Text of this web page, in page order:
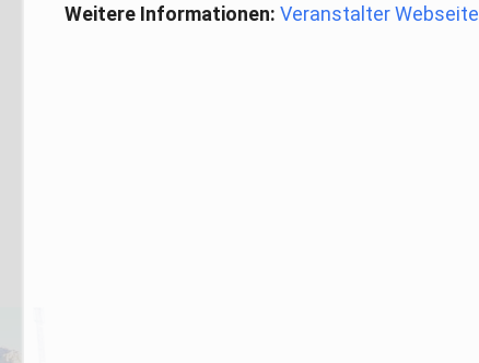
Weitere Informationen: Veranstalter Webseite